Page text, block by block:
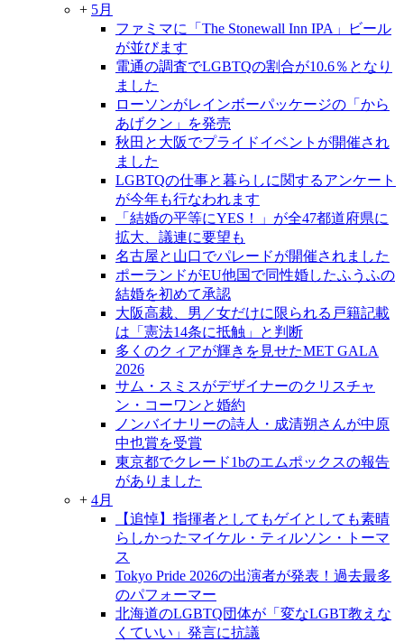
+ 5月
ファミマに「The Stonewall Inn IPA」ビール
が並びます
電通の調査でLGBTQの割合が10.6％となり
ました
ローソンがレインボーパッケージの「から
あげクン」を発売
秋田と大阪でプライドイベントが開催され
ました
LGBTQの仕事と暮らしに関するアンケート
が今年も行なわれます
「結婚の平等にYES！」が全47都道府県に
拡大、議連に要望も
名古屋と山口でパレードが開催されました
ポーランドがEU他国で同性婚したふうふの
結婚を初めて承認
大阪高裁、男／女だけに限られる戸籍記載
は「憲法14条に抵触」と判断
多くのクィアが輝きを見せたMET GALA
2026
サム・スミスがデザイナーのクリスチャ
ン・コーワンと婚約
ノンバイナリーの詩人・成清朔さんが中原
中也賞を受賞
東京都でクレード1bのエムポックスの報告
がありました
+ 4月
【追悼】指揮者としてもゲイとしても素晴
らしかったマイケル・ティルソン・トーマ
ス
Tokyo Pride 2026の出演者が発表！過去最多
のパフォーマー
北海道のLGBTQ団体が「変なLGBT教えな
くていい」発言に抗議